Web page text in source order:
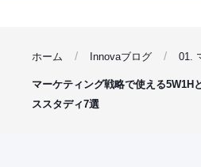
ホーム Innovaブログ 01.
マーケティング戦略で使える5W1H
ススタディ7選